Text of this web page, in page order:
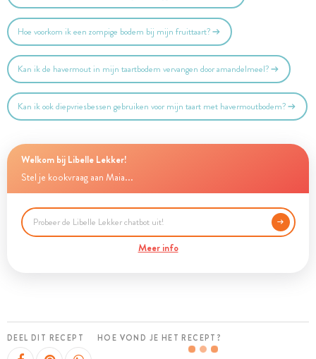
Hoe voorkom ik een zompige bodem bij mijn fruittaart?
Kan ik de havermout in mijn taartbodem vervangen door amandelmeel?
Kan ik ook diepvriesbessen gebruiken voor mijn taart met havermoutbodem?
Welkom bij Libelle Lekker!
Stel je kookvraag aan Maia...
Meer info
DEEL DIT RECEPT HOE VOND JE HET RECEPT?